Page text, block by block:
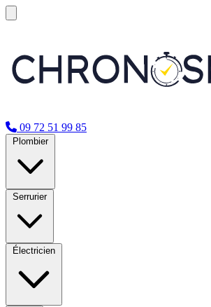
09 72 51 99 85
Plombier
Serrurier
Électricien